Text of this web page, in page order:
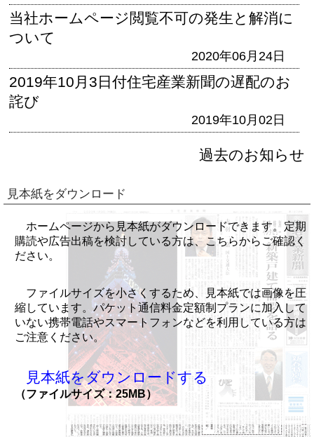
当社ホームページ閲覧不可の発生と解消に
ついて
2020年06月24日
2019年10月3日付住宅産業新聞の遅配のお
詫び
2019年10月02日
過去のお知らせ
見本紙をダウンロード
ホームページから見本紙がダウンロードできます。定期
購読や広告出稿を検討している方は、こちらからご確認く
ださい。
ファイルサイズを小さくするため、見本紙では画像を圧
縮しています。パケット通信料金定額制プランに加入して
いない携帯電話やスマートフォンなどを利用している方は
ご注意ください。
見本紙をダウンロードする
（ファイルサイズ：25MB）